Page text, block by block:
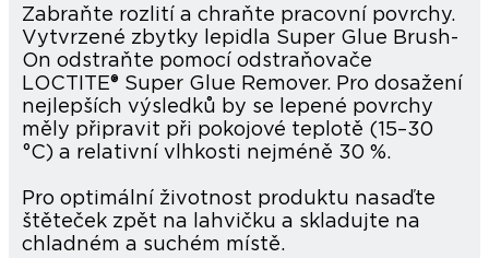
Zabraňte rozlití a chraňte pracovní povrchy.
Vytvrzené zbytky lepidla Super Glue Brush-
On odstraňte pomocí odstraňovače
LOCTITE® Super Glue Remover. Pro dosažení
nejlepších výsledků by se lepené povrchy
měly připravit při pokojové teplotě (15–30
°C) a relativní vlhkosti nejméně 30 %.
Pro optimální životnost produktu nasaďte
štěteček zpět na lahvičku a skladujte na
chladném a suchém místě.